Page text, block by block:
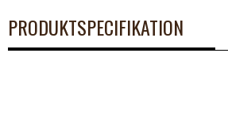
PRODUKTSPECIFIKATION